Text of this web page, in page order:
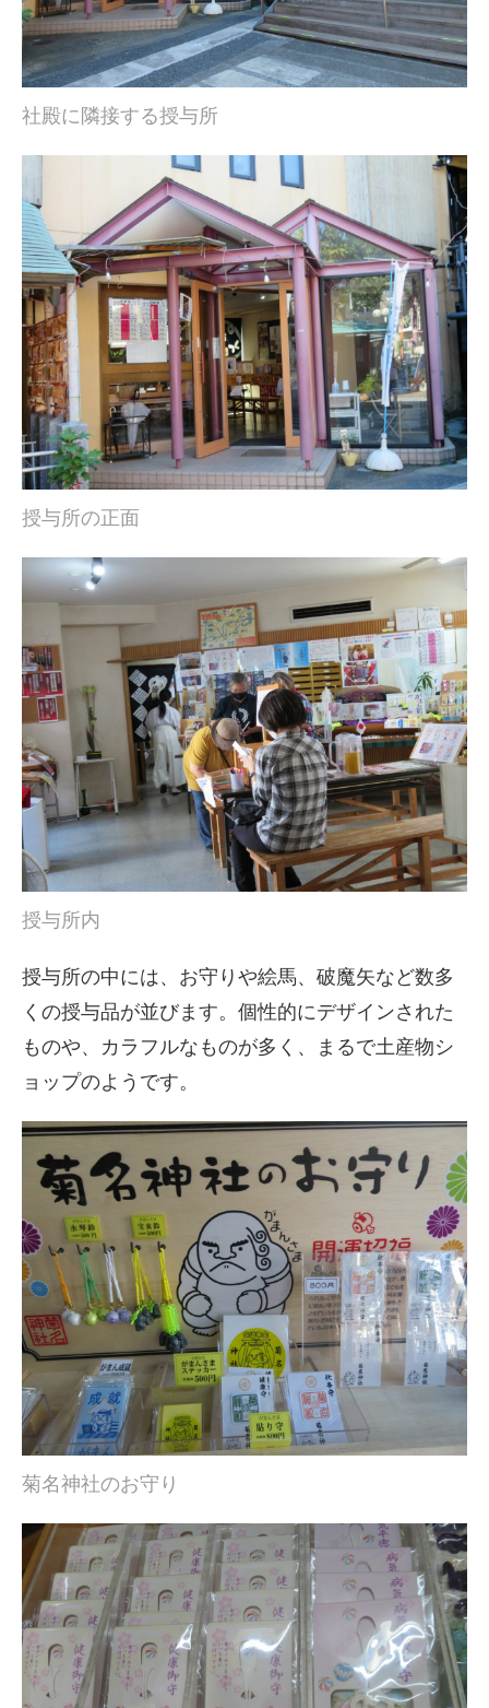
社殿に隣接する授与所
授与所の正面
授与所内
授与所の中には、お守りや絵馬、破魔矢など数多
くの授与品が並びます。個性的にデザインされた
ものや、カラフルなものが多く、まるで土産物シ
ョップのようです。
菊名神社のお守り